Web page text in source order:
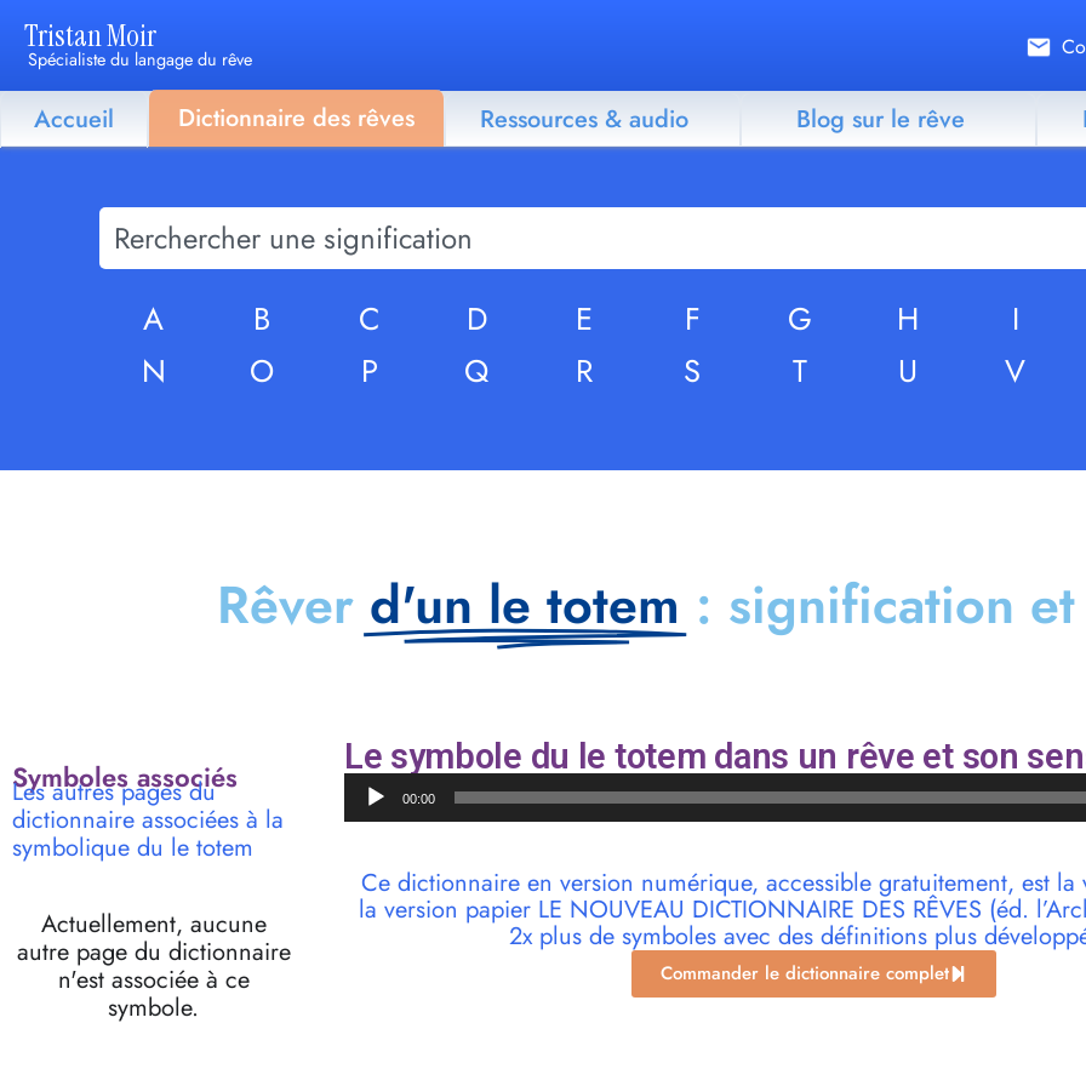
Tristan Moir
Spécialiste du langage du rêve
Accueil Dictionnaire des rêves Ressources & audio Blog sur le rêve
A B C D E F G H I
N
O P Q R S T U V
Rêver d'un le totem : signification
Symboles associés
Les autres pages du
dictionnaire associées à la
symbolique du le totem
Actuellement, aucune
autre page du dictionnaire
n'est associée à ce
symbole.
Le symbole du le totem dans un rêve et son
Lecteur
audio00:00
Ce dictionnaire en version numérique, accessible gratuitement, est
la version papier LE NOUVEAU DICTIONNAIRE DES RÊVES (éd.
2x plus de symboles avec des définitions plus
Commander le dictionnaire complet